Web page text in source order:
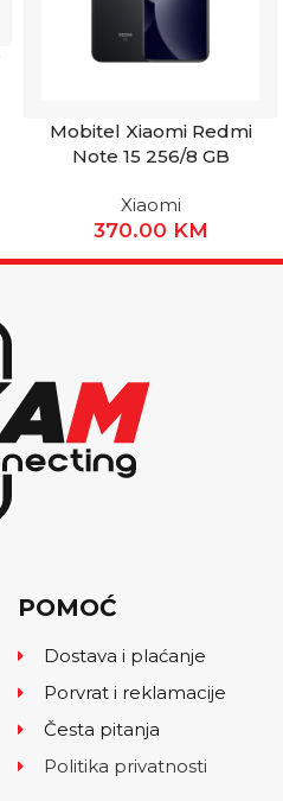
Mobitel Xiaomi Redmi
Note 15 256/8 GB
Xiaomi
370.00 KM
POMOĆ
Dostava i plaćanje
Porvrat i reklamacije
Česta pitanja
Politika privatnosti